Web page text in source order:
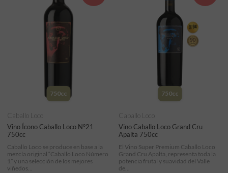
750cc
Vino Ícono Caballo Loco N°21
750cc
Caballo Loco
Caballo Loco se produce en base a la
mezcla original “Caballo Loco Número
1” y una selección de los mejores
viñedos...
750cc
Vino Caballo Loco Grand Cru
Apalta 750cc
Caballo Loco
El Vino Super Premium Caballo Loco
Grand Cru Apalta, representa toda la
potencia frutal y suavidad del Valle
de...